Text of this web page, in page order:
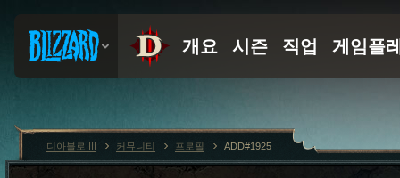
디아블로 III 커뮤니티 프로필 ADD#1925